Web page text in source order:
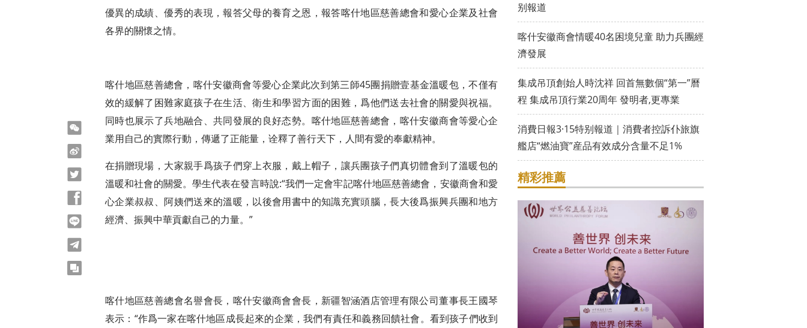
優異的成績、優秀的表現，報答父母的養育之恩，報答喀什地區慈善總會和愛心企業及社會
各界的關懷之情。
喀什地區慈善總會，喀什安徽商會等愛心企業此次到第三師45團捐贈壹基金溫暖包，不僅有
效的緩解了困難家庭孩子在生活、衛生和學習方面的困難，爲他們送去社會的關愛與祝福。
同時也展示了兵地融合、共同發展的良好态勢。喀什地區慈善總會，喀什安徽商會等愛心企
業用自己的實際行動，傳遞了正能量，诠釋了善行天下，人間有愛的奉獻精神。
在捐贈現場，大家親手爲孩子們穿上衣服，戴上帽子，讓兵團孩子們真切體會到了溫暖包的
溫暖和社會的關愛。學生代表在發言時說:“我們一定會牢記喀什地區慈善總會，安徽商會和愛
心企業叔叔、阿姨們送來的溫暖，以後會用書中的知識充實頭腦，長大後爲振興兵團和地方
經濟、振興中華貢獻自己的力量。”
喀什地區慈善總會名譽會長，喀什安徽商會會長，新疆智涵酒店管理有限公司董事長王國琴
表示：“作爲一家在喀什地區成長起來的企業，我們有責任和義務回饋社會。看到孩子們收到
别報道
喀什安徽商會情暖40名困境兒童 助力兵團經
濟發展
集成吊頂創始人時沈祥 回首無數個“第一”曆
程 集成吊頂行業20周年 發明者,更專業
消費日報3·15特别報道｜消費者控訴仆旅旗
艦店“燃油寶”産品有效成分含量不足1%
精彩推薦